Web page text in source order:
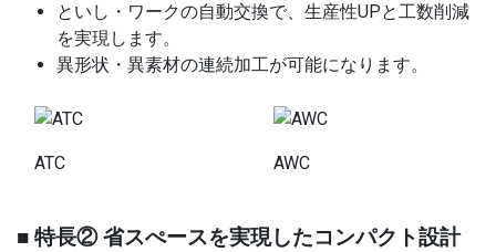
といし・ワークの自動交換で、生産性UPと工数削減
を実現します。
異形状・異素材の連続加工が可能になります。
ATC AWC
■ 特長② 省スぺースを実現したコンパクト設計